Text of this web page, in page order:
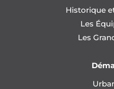
Historique
Les
Les